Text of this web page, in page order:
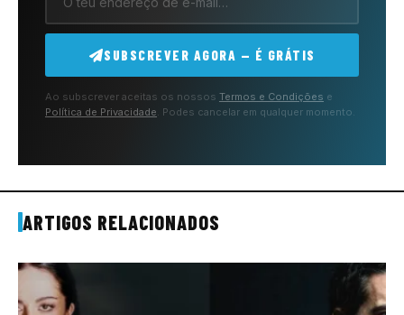
SUBSCREVER AGORA — É GRÁTIS
Ao subscrever aceitas os nossos Termos e Condições e
Política de Privacidade. Podes cancelar em qualquer momento.
ARTIGOS RELACIONADOS